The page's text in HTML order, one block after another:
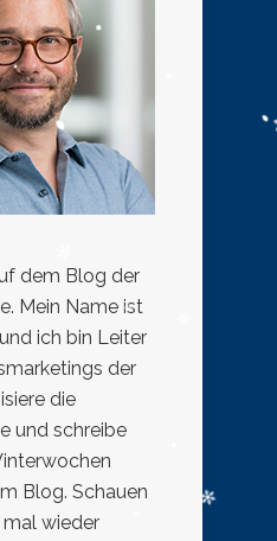
dem Blog der
Mein Name ist
und ich bin Leiter
der
die
und schreibe
Blog. Schauen
wieder